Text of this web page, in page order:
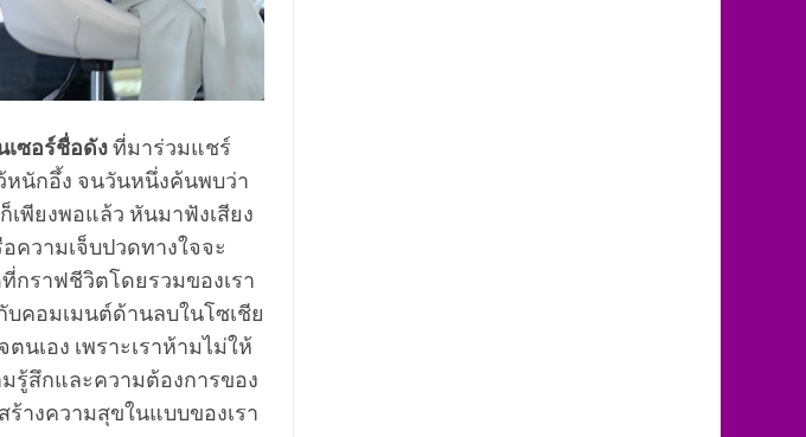
เซอร์ชื่อดังที่มาร่วมแชร์
หนักอึ้ง จนวันหนึ่งค้นพบว่า
พียงพอแล้ว หันมาฟังเสียง
วามเจ็บปวดทางใจจะ
กราฟชีวิตโดยรวมของเรา
คอมเมนต์ด้านลบในโซเชีย
นเอง เพราะเราห้ามไม่ให้
รู้สึกและความต้องการของ
างความสุขในแบบของเรา